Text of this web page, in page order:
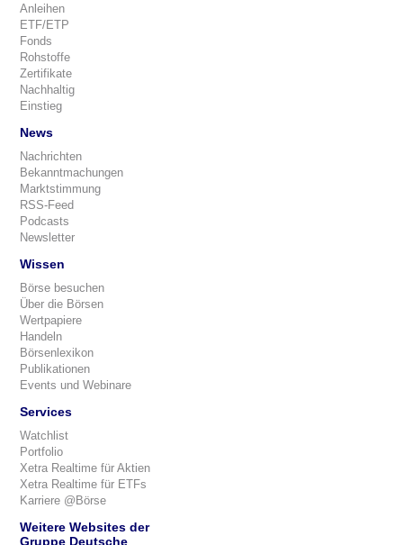
Anleihen
ETF/ETP
Fonds
Rohstoffe
Zertifikate
Nachhaltig
Einstieg
News
Nachrichten
Bekanntmachungen
Marktstimmung
RSS-Feed
Podcasts
Newsletter
Wissen
Börse besuchen
Über die Börsen
Wertpapiere
Handeln
Börsenlexikon
Publikationen
Events und Webinare
Services
Watchlist
Portfolio
Xetra Realtime für Aktien
Xetra Realtime für ETFs
Karriere @Börse
Weitere Websites der
Gruppe Deutsche